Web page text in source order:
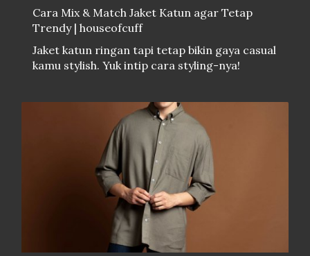
Cara Mix & Match Jaket Katun agar Tetap
Trendy | houseofcuff
Jaket katun ringan tapi tetap bikin gaya casual
kamu stylish. Yuk intip cara styling-nya!